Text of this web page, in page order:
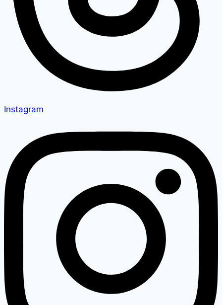
Instagram